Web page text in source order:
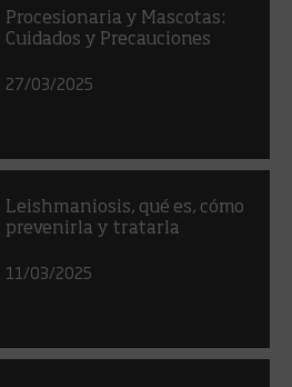
Procesionaria y Mascotas:
Cuidados y Precauciones
27/03/2025
Leishmaniosis, qué es, cómo
prevenirla y tratarla
11/03/2025